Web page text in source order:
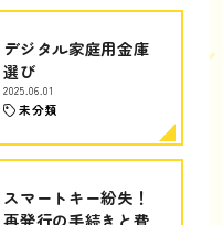
デジタル家庭用金庫
選び
2025.06.01
未分類
スマートキー紛失！
再発行の手続きと費